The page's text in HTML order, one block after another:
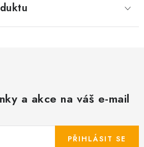
a akce na váš e-mail
PŘIHLÁSIT SE